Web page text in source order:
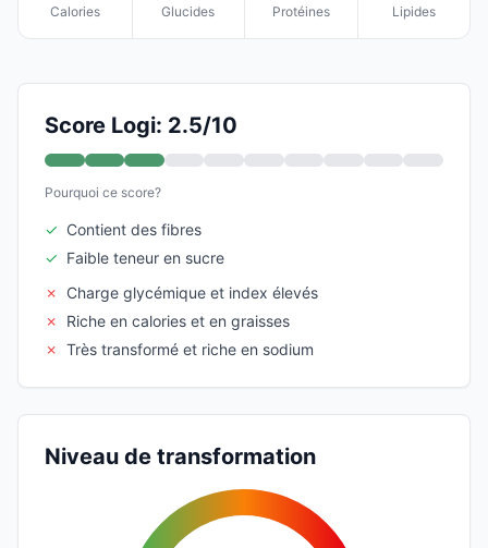
Calories Glucides Protéines Lipides
Score Logi: 2.5/10
Pourquoi ce score?
✓ Contient des fibres
✓ Faible teneur en sucre
✗
Charge glycémique et index élevés
✗
Riche en calories et en graisses
✗ Très transformé et riche en sodium
Niveau de transformation